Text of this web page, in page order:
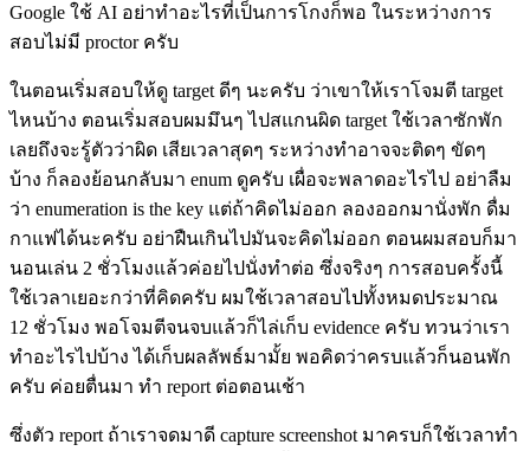
Google ใช้ AI อย่าทำอะไรที่เป็นการโกงก็พอ ในระหว่างการ
สอบไม่มี proctor ครับ
ในตอนเริ่มสอบให้ดู target ดีๆ นะครับ ว่าเขาให้เราโจมตี target
ไหนบ้าง ตอนเริ่มสอบผมมึนๆ ไปสแกนผิด target ใช้เวลาซักพัก
เลยถึงจะรู้ตัวว่าผิด เสียเวลาสุดๆ ระหว่างทำอาจจะติดๆ ขัดๆ
บ้าง ก็ลองย้อนกลับมา enum ดูครับ เผื่อจะพลาดอะไรไป อย่าลืม
ว่า enumeration is the key แต่ถ้าคิดไม่ออก ลองออกมานั่งพัก ดื่ม
กาแฟได้นะครับ อย่าฝืนเกินไปมันจะคิดไม่ออก ตอนผมสอบก็มา
นอนเล่น 2 ชั่วโมงแล้วค่อยไปนั่งทำต่อ ซึ่งจริงๆ การสอบครั้งนี้
ใช้เวลาเยอะกว่าที่คิดครับ ผมใช้เวลาสอบไปทั้งหมดประมาณ
12 ชั่วโมง พอโจมตีจนจบแล้วก็ไล่เก็บ evidence ครับ ทวนว่าเรา
ทำอะไรไปบ้าง ได้เก็บผลลัพธ์มามั้ย พอคิดว่าครบแล้วก็นอนพัก
ครับ ค่อยตื่นมา ทำ report ต่อตอนเช้า
ซึ่งตัว report ถ้าเราจดมาดี capture screenshot มาครบก็ใช้เวลาทำ